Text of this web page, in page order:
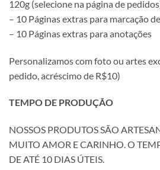
120g (selecione na página de
– 10 Páginas extras para marcação
– 10 Páginas extras para anotações
Personalizamos com foto ou artes
pedido, acréscimo de R$10)
TEMPO DE PRODUÇÃO
NOSSOS PRODUTOS SÃO
MUITO AMOR E CARINHO. O
DE ATÉ 10 DIAS ÚTEIS.